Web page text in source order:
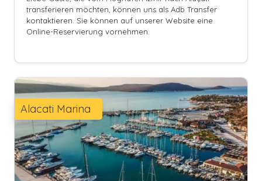
transferieren möchten, können uns als Adb Transfer
kontaktieren. Sie können auf unserer Website eine
Online-Reservierung vornehmen.
Alacati Marina